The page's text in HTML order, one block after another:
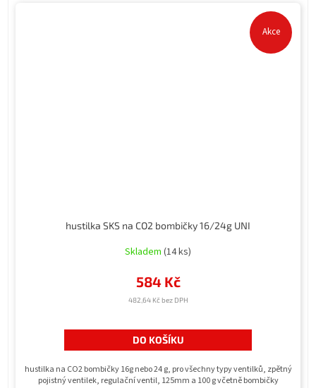
Akce
hustilka SKS na CO2 bombičky 16/24g UNI
Skladem (14 ks)
482,64 Kč bez DPH
584 Kč
DO KOŠÍKU
hustilka na CO2 bombičky 16g nebo 24 g, pro všechny typy ventilků, zpětný
pojistný ventilek, regulační ventil, 125mm a 100 g včetně bombičky